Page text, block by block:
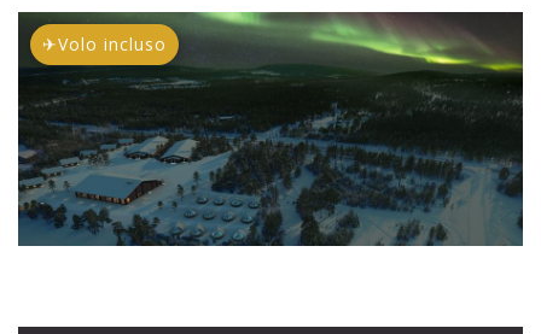
✈Volo incluso